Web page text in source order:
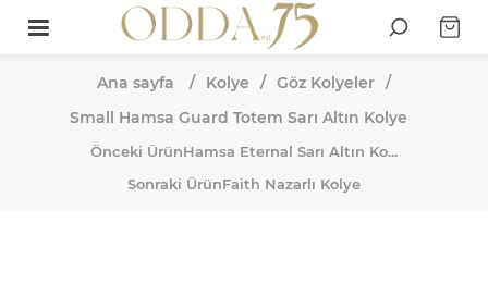
Ana sayfa / Kolye / Göz Kolyeler /
Small Hamsa Guard Totem Sarı Altın Kolye
Önceki ÜrünHamsa Eternal Sarı Altın Ko...
Sonraki ÜrünFaith Nazarlı Kolye